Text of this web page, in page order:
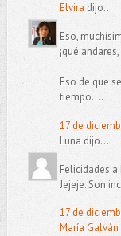
Elvira dijo...
Eso,
¡qué
Eso de que
tiempo....
17 de
Luna dijo...
Felicidades
Jejeje. Son
17 de
María Galván